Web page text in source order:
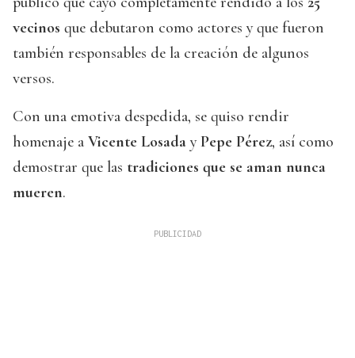
vecinos que debutaron como actores y que fueron
también responsables de la creación de algunos
versos.
Con una emotiva despedida, se quiso rendir
homenaje a Vicente Losada y Pepe Pérez, así como
demostrar que las tradiciones que se aman nunca
mueren.